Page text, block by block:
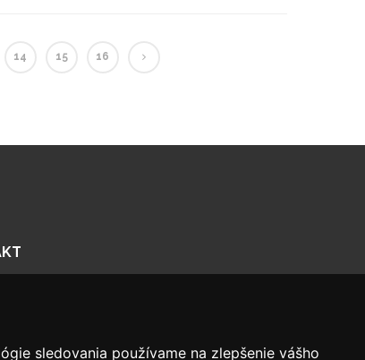
sledovania používame na zlepšenie vášho
14 15 16